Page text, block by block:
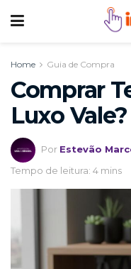
Home Guia de Compra
Comprar
Luxo Vale?
Por Estevão
Tempo de leitura: 4 mins